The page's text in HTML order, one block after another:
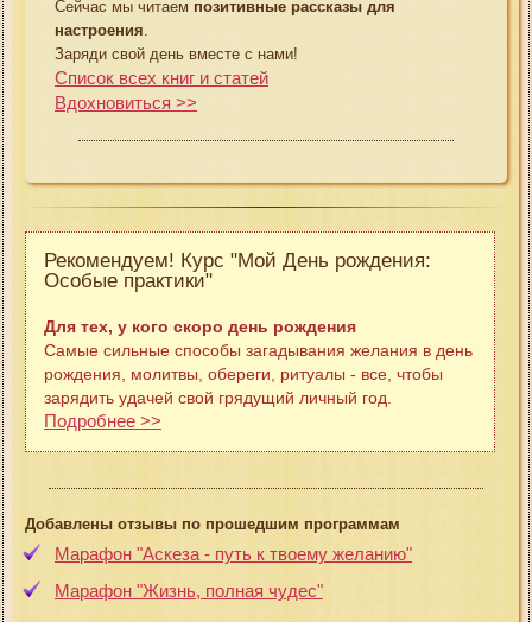
Сейчас мы читаем позитивные рассказы для
настроения
Заряди свой день вместе с нами!
Список всех книг и статей
Вдохновиться >>
Рекомендуем! Курс "Мой День рождения:
Особые практики"
Для тех, у кого скоро день рождения
Самые сильные способы загадывания желания в день
рождения, молитвы, обереги, ритуалы - все, чтобы
зарядить удачей свой грядущий личный год.
Подробнее >>
Добавлены отзывы по прошедшим программам
Марафон "Аскеза - путь к твоему желанию"
Марафон "Жизнь, полная чудес"